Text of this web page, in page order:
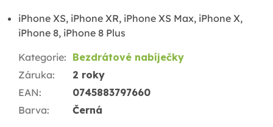
iPhone XS, iPhone XR, iPhone XS Max, iPhone X,
iPhone 8, iPhone 8 Plus
Kategorie: Bezdrátové nabíječky
Záruka:
2 roky
EAN:
0745883797660
Barva: Černá